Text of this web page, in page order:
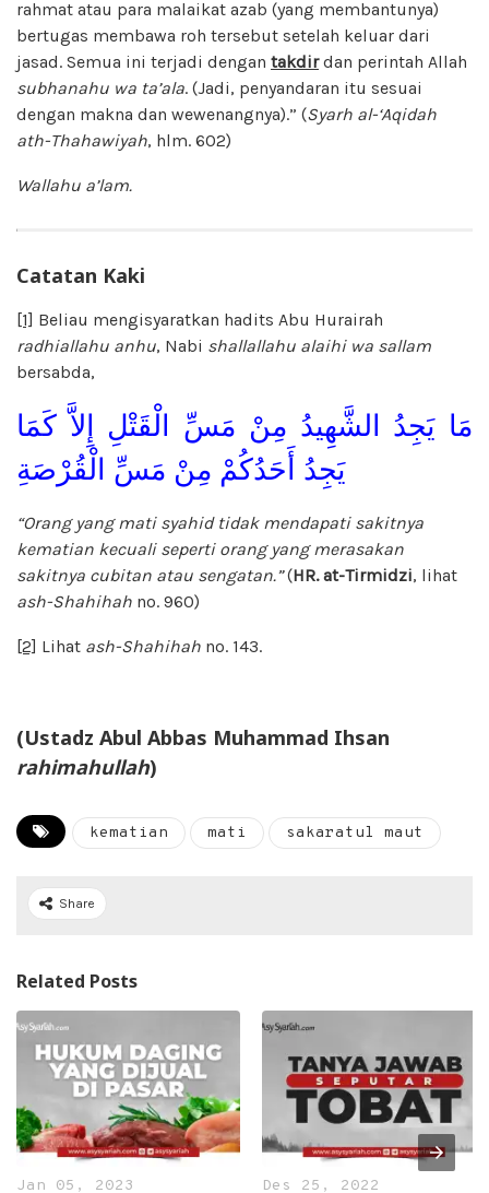
rahmat atau para malaikat azab (yang membantunya)
bertugas membawa roh tersebut setelah keluar dari
jasad. Semua ini terjadi dengan takdirdan perintah Allah
subhanahu wa ta’ala. (Jadi, penyandaran itu sesuai
dengan makna dan wewenangnya).” (Syarh al-‘Aqidah
ath-Thahawiyah, hlm. 602)
Wallahu a’lam.
Catatan Kaki
[1] Beliau mengisyaratkan hadits Abu Hurairah
radhiallahu anhu, Nabi shallallahu alaihi wa sallam
bersabda,
مَا يَجِدُ الشَّهِيدُ مِنْ مَسِّ الْقَتْلِ إِلاَّ كَمَا
يَجِدُ أَحَدُكُمْ مِنْ مَسِّ الْقُرْصَةِ
“Orang yang mati syahid tidak mendapati sakitnya
kematian kecuali seperti orang yang merasakan
sakitnya cubitan atau sengatan.”(HR. at-Tirmidzi, lihat
ash-Shahihah no. 960)
[2] Lihat ash-Shahihah no. 143.
(Ustadz Abul Abbas Muhammad Ihsan
rahimahullah)
kematian mati sakaratul maut
Share
Related Posts
Jan 05, 2023 Des 25, 2022